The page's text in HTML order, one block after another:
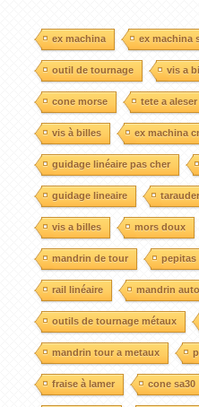
ex machina ex machina
outil de tournage vis a
cone morse tete a aleser
vis à billes ex machina
guidage linéaire pas cher
guidage lineaire tarauder
vis a billes mors doux
mandrin de tour pepitas
rail linéaire mandrin
outils de tournage métaux
mandrin tour a metaux
fraise à lamer cone sa30